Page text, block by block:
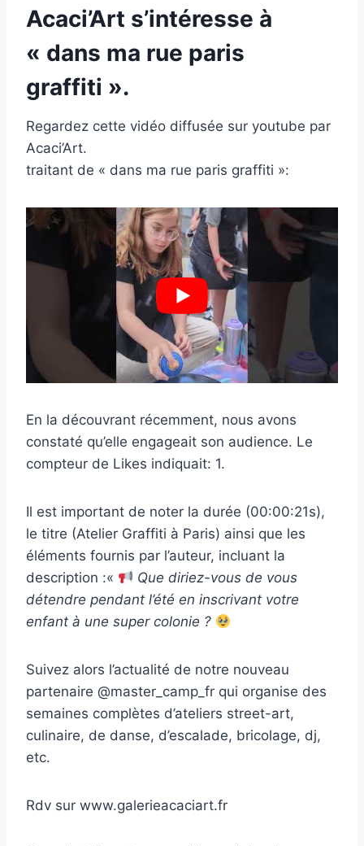
Acaci’Art s’intéresse à
« dans ma rue paris
graffiti ».
Regardez cette vidéo diffusée sur youtube par
Acaci’Art.
traitant de « dans ma rue paris graffiti »:
En la découvrant récemment, nous avons
constaté qu’elle engageait son audience. Le
compteur de Likes indiquait: 1.
Il est important de noter la durée (00:00:21s),
le titre (Atelier Graffiti à Paris) ainsi que les
éléments fournis par l’auteur, incluant la
description :«
Que diriez-vous de vous
détendre pendant l’été en inscrivant votre
enfant à une super colonie ?
Suivez alors l’actualité de notre nouveau
partenaire @master_camp_fr qui organise des
semaines complètes d’ateliers street-art,
culinaire, de danse, d’escalade, bricolage, dj,
etc.
Rdv sur www.galerieacaciart.fr